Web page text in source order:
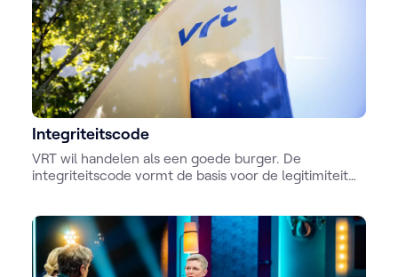
Integriteitscode
VRT wil handelen als een goede burger. De
integriteitscode vormt de basis voor de legitimiteit